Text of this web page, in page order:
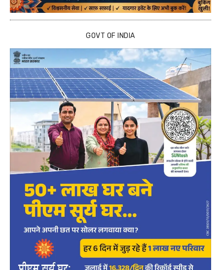
GOVT OF INDIA